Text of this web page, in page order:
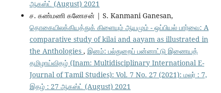
ஆகஸ்ட் (August) 2021
ச. கண்மணி கணேசன் | S. Kanmani Ganesan,
தொகையிலக்கியத்துக் கிளையும் ஆயமும் - ஒப்பியல் பார்வை: A
comparative study of kilai and aayam as illustrated in
the Anthologies , இனம்: பல்துறைப் பன்னாட்டு இணையத்
தமிழாய்விதழ் (Inam: Multidisciplinary International E-
Journal of Tamil Studies): Vol. 7 No. 27 (2021): மலர் : 7,
இதழ் : 27 ஆகஸ்ட் (August) 2021